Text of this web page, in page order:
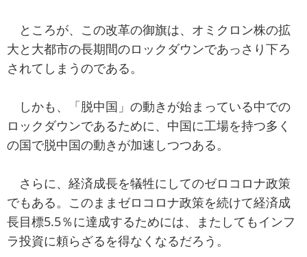
ところが、この改革の御旗は、オミクロン株の拡
大と大都市の長期間のロックダウンであっさり下ろ
されてしまうのである。
しかも、「脱中国」の動きが始まっている中での
ロックダウンであるために、中国に工場を持つ多く
の国で脱中国の動きが加速しつつある。
さらに、経済成長を犠牲にしてのゼロコロナ政策
でもある。このままゼロコロナ政策を続けて経済成
長目標5.5％に達成するためには、またしてもインフ
ラ投資に頼らざるを得なくなるだろう。